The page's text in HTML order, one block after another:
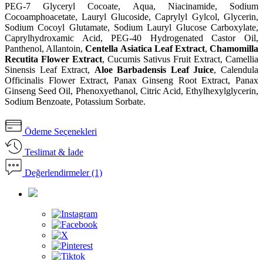
PEG-7 Glyceryl Cocoate, Aqua, Niacinamide, Sodium
Cocoamphoacetate, Lauryl Glucoside, Caprylyl Gylcol, Glycerin,
Sodium Cocoyl Glutamate, Sodium Lauryl Glucose Carboxylate,
Caprylhydroxamic Acid, PEG-40 Hydrogenated Castor Oil,
Panthenol, Allantoin,Centella Asiatica Leaf Extract,Chamomilla
Recutita Flower Extract, Cucumis Sativus Fruit Extract, Camellia
Sinensis Leaf Extract, Aloe Barbadensis Leaf Juice, Calendula
Officinalis Flower Extract, Panax Ginseng Root Extract, Panax
Ginseng Seed Oil, Phenoxyethanol, Citric Acid, Ethylhexylglycerin,
Sodium Benzoate, Potassium Sorbate.
Ödeme Seçenekleri
Teslimat & İade
Değerlendirmeler (1)